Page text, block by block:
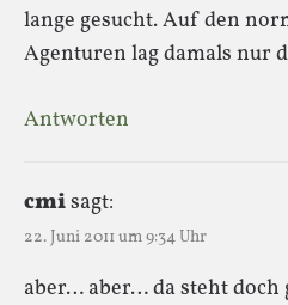
lange gesucht. Auf den
Agenturen lag damals nur
Antworten
cmisagt:
22. Juni 2011 um 9:34 Uhr
aber… aber… da steht doch